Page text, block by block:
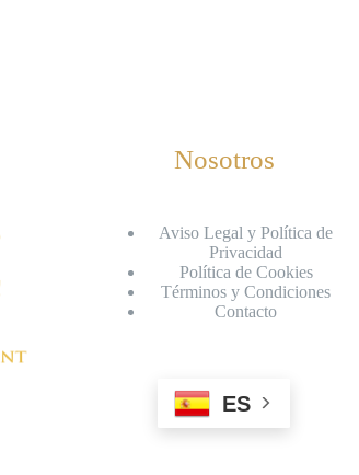
Nosotros
Aviso Legal y Política de
Privacidad
Política de Cookies
Términos y Condiciones
Contacto
ES